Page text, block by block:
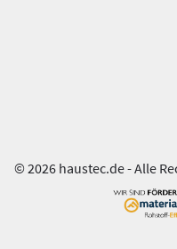
© 2026 haustec.de - Alle